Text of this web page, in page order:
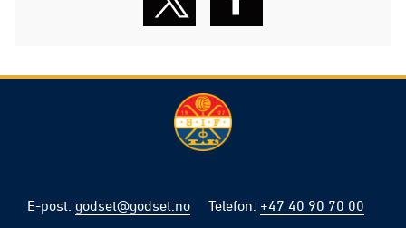
E-post: godset@godset.no Telefon: +47 40 90 70 00